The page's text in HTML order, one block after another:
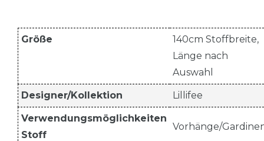
Größe
140cm Stoffbreite,
Länge nach
Auswahl
Designer/Kollektion Lillifee
Verwendungsmöglichkeiten
Stoff
Vorhänge/